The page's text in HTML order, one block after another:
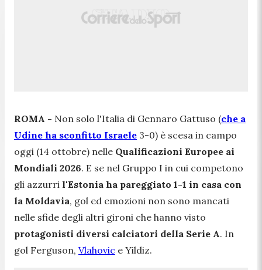
ROMA - Non solo l'Italia di Gennaro Gattuso (che a
Udine ha sconfitto Israele 3-0) è scesa in campo
oggi (14 ottobre) nelle Qualificazioni Europee ai
Mondiali 2026. E se nel Gruppo I in cui competono
gli azzurri l'Estonia ha pareggiato 1-1 in casa con
la Moldavia, gol ed emozioni non sono mancati
nelle sfide degli altri gironi che hanno visto
protagonisti diversi calciatori della Serie A. In
gol Ferguson, Vlahovic e Yildiz.